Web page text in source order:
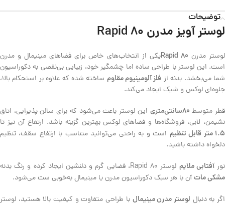
توضیحات
لوستر آویز مدرن Rapid 80
لوستر مدرن Rapid 80یکی از انتخاب‌های خاص برای فضاهای مینیمال و مدرن
است. این لوستر با طراحی ساده اما چشمگیر خود، زیبایی بی‌نقصی به دکوراسیون
شما می‌بخشد. بدنه از فلز آلومینیوم مقاوم ساخته شده که علاوه بر استحکام بالا،
جلوه‌ای لوکس و شیک ایجاد می‌کند.
قطر متوسط 80سانتی‌متری
این لوستر باعث می‌شود که برای سالن پذیرایی، اتاق
نشیمن، لابی، فروشگاه‌ها و فضاهای لوکس بهترین گزینه باشد. ارتفاع آن نیز تا
۱.۵ متر قابل تنظیم
است و به راحتی می‌توانید متناسب با ارتفاع سقف، تنظیم
دلخواه داشته باشید.
نورآفتابی ملایم لوستر Rapid 80، فضایی گرم و دلنشین ایجاد کرده و رنگ بدنه
مشکی ماتآن با هر سبک دکوراسیون مدرن یا مینیمال به‌خوبی ست می‌شود.
اگر به دنبال لوستر مدرن مینیمال با طراحی متفاوت و کیفیت بالا هستید، لوستر